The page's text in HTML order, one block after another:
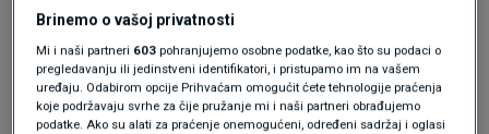
Oglas
Brinemo o vašoj privatnosti
Mi i naši partneri 603 pohranjujemo osobne podatke, kao što su podaci o
pregledavanju ili jedinstveni identifikatori, i pristupamo im na vašem
uređaju. Odabirom opcije Prihvaćam omogućit ćete tehnologije praćenja
koje podržavaju svrhe za čije pružanje mi i naši partneri obrađujemo
podatke. Ako su alati za praćenje onemogućeni, određeni sadržaj i oglasi